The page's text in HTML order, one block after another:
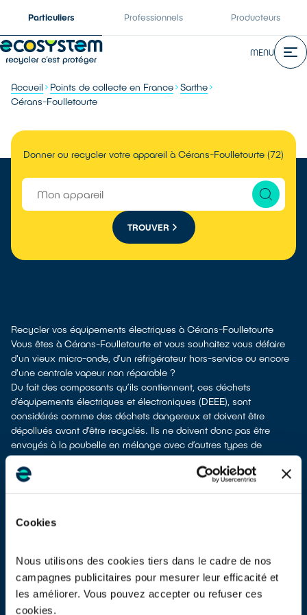
Cookies
Nous utilisons des cookies tiers dans le cadre de nos
campagnes publicitaires pour mesurer leur efficacité et
les améliorer. Vous pouvez accepter ou refuser ces
cookies.
Particuliers Professionnels Producteurs
MENU
Accueil Points de collecte en France Sarthe
Cérans-Foulletourte
Donner ou recycler votre appareil à Cérans-Foulletourte (72)
TROUVER
Recycler vos équipements électriques à Cérans-Foulletourte
Vous êtes à Cérans-Foulletourte et vous souhaitez vous défaire
d'un vieux micro-onde, d’un réfrigérateur hors-service ou encore
d'une centrale vapeur non réparable ?
Du fait des composants qu’ils contiennent, ces déchets
d’équipements électriques et électroniques (DEEE), sont
considérés comme des déchets dangereux et doivent être
dépollués avant d’être recyclés. Ils ne doivent donc pas être
envoyés à la poubelle en mélange avec d’autres types de
déchets tels que les emballages ménagers ou les déchets non
recyclables ! Cela rendrait impossible leur dépollution et leur
collecte pour vous séparer de vos vieux équipements électriques
en faire don à un réseau solidairesi votre appareil est en état de
marche ou réparable
les apporter en déchetterie
reprendre au moment de la livraison